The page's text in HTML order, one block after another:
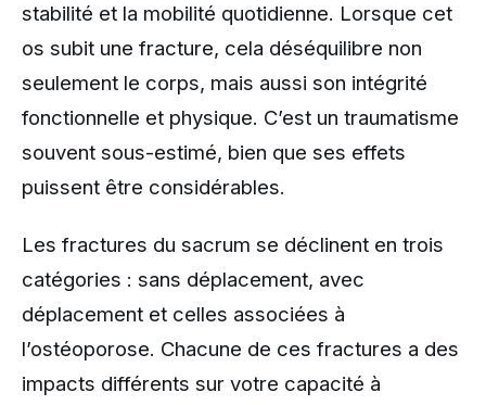
stabilité et la mobilité quotidienne. Lorsque cet
os subit une fracture, cela déséquilibre non
seulement le corps, mais aussi son intégrité
fonctionnelle et physique. C’est un traumatisme
souvent sous-estimé, bien que ses effets
puissent être considérables.
Les fractures du sacrum se déclinent en trois
catégories : sans déplacement, avec
déplacement et celles associées à
l’ostéoporose. Chacune de ces fractures a des
impacts différents sur votre capacité à